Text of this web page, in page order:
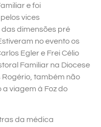
e foi
vices
dimensões pré
no evento os
Egler e Frei Célio
Familiar na Diocese
também não
viagem à Foz do
da médica